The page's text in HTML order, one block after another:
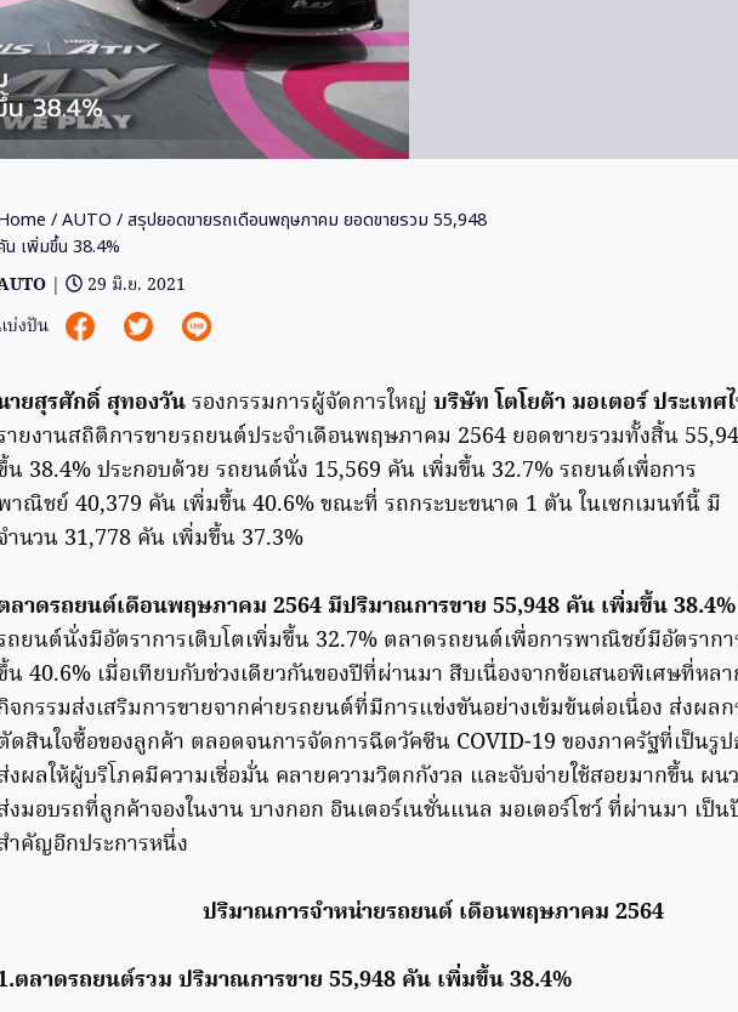
/AUTO / สรุปยอดขายรถเดือนพฤษภาคม ยอดขายรวม 55,948
น เพิ่มขึ้น 38.4%
|
29 มิ.ย. 2021
บ่งปัน
ายสุรศักดิ์ สุทองวันรองกรรมการผู้จัดการใหญ่ บริษัท โตโยต้า มอเตอร์ ประเทศ
ายงานสถิติการขายรถยนต์ประจำเดือนพฤษภาคม 2564 ยอดขายรวมทั้งสิ้น
น 38.4% ประกอบด้วย รถยนต์นั่ง 15,569 คัน เพิ่มขึ้น 32.7% รถยนต์เพื่อการ
าณิชย์ 40,379 คัน เพิ่มขึ้น 40.6% ขณะที่ รถกระบะขนาด 1 ตัน ในเซกเมนท์นี้ มี
ำนวน 31,778 คัน เพิ่มขึ้น 37.3%
ลาดรถยนต์เดือนพฤษภาคม 2564 มีปริมาณการขาย 55,948 คัน เพิ่มขึ้น 38.4%
ถยนต์นั่งมีอัตราการเติบโตเพิ่มขึ้น 32.7% ตลาดรถยนต์เพื่อการพาณิชย์มีอัตรากา
น 40.6% เมื่อเทียบกับช่วงเดียวกันของปีที่ผ่านมา สืบเนื่องจากข้อเสนอพิเศษที่หล
จกรรมส่งเสริมการขายจากค่ายรถยนต์ที่มีการแข่งขันอย่างเข้มข้นต่อเนื่อง ส่งผล
ดสินใจซื้อของลูกค้า ตลอดจนการจัดการฉีดวัคซีน COVID-19 ของภาครัฐที่เป็นรู
งผลให้ผู้บริโภคมีความเชื่อมั่น คลายความวิตกกังวล และจับจ่ายใช้สอยมากขึ้น ผ
งมอบรถที่ลูกค้าจองในงาน บางกอก อินเตอร์เนชั่นแนล มอเตอร์โชว์ ที่ผ่านมา เป็น
ำคัญอีกประการหนึ่ง
ปริมาณการจำหน่ายรถยนต์ เดือนพฤษภาคม 2564
ตลาดรถยนต์รวม ปริมาณการขาย 55,948 คัน เพิ่มขึ้น 38.4%